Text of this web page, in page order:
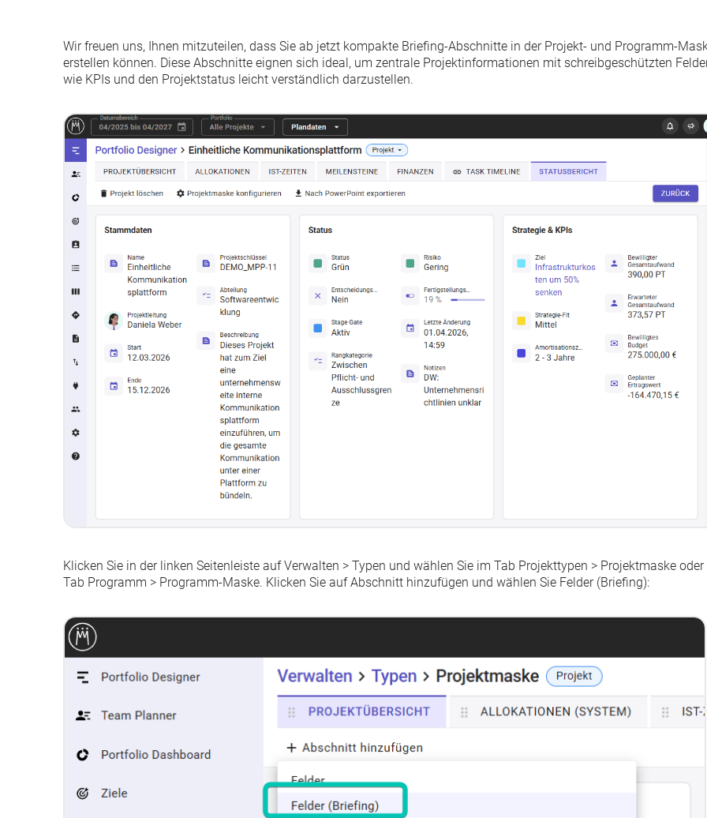
Wir freuen uns, Ihnen mitzuteilen, dass Sie ab jetzt kompakte Briefing-Abschnitte in der Projekt- und Programm-
erstellen können. Diese Abschnitte eignen sich ideal, um zentrale Projektinformationen mit schreibgeschützten
wie KPIs und den Projektstatus leicht verständlich darzustellen.
Klicken Sie in der linken Seitenleiste aufVerwalten > Typen und wählen Sie im Tab Projekttypen > Projektmaske
Tab Programm > Programm-Maske. Klicken Sie aufAbschnitt hinzufügen und wählen Sie Felder (Briefing):